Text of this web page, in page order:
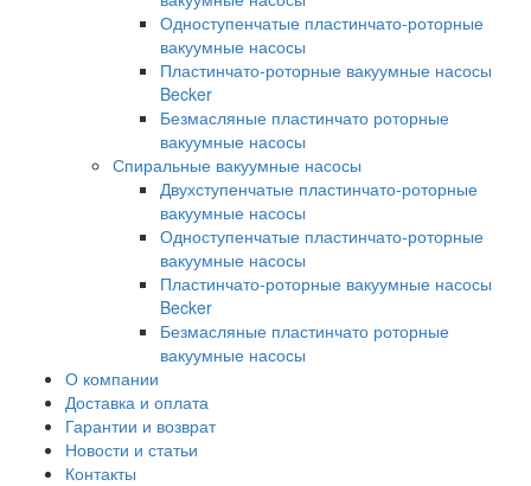
Одноступенчатые пластинчато-роторные
вакуумные насосы
Пластинчато-роторные вакуумные насосы
Becker
Безмасляные пластинчато роторные
вакуумные насосы
Спиральные вакуумные насосы
Двухступенчатые пластинчато-роторные
вакуумные насосы
Одноступенчатые пластинчато-роторные
вакуумные насосы
Пластинчато-роторные вакуумные насосы
Becker
Безмасляные пластинчато роторные
вакуумные насосы
О компании
Доставка и оплата
Гарантии и возврат
Новости и статьи
Контакты